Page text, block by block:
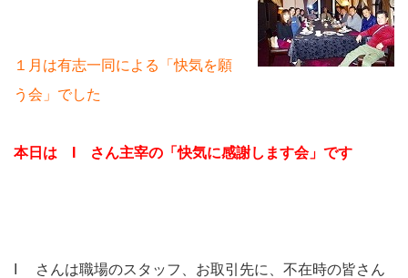
１月は有志一同による「快気を願
う会」でした
本日は I さん主宰の「快気に感謝します会」です
I さんは職場のスタッフ、お取引先に、 不在時の皆さん